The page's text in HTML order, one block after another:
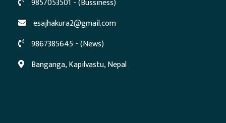
9857053501 - (Bussiness)
esajhakura2@gmail.com
9867385645 - (News)
Banganga, Kapilvastu, Nepal